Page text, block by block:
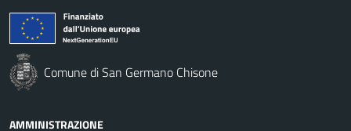
Comune di San Germano Chisone
AMMINISTRAZIONE